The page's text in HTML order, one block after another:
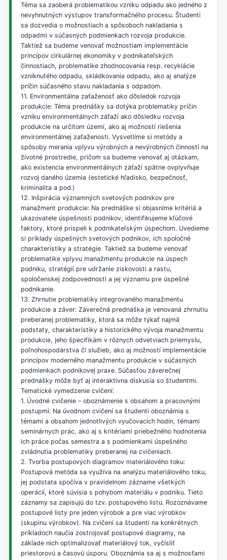
Téma sa zaoberá problematikou vzniku odpadu ako jedného z
nevyhnutných výstupov transformačného procesu. Študenti
sa dozvedia o možnostiach a spôsoboch nakladania s
odpadmi v súčasných podmienkach rozvoja produkcie.
Taktiež sa budeme venovať možnostiam implementácie
princípov cirkulárnej ekonomiky v podnikateľských
činnostiach, problematike zhodnocovania resp. recyklácie
vzniknutého odpadu, skládkovania odpadu, ako aj analýze
príčin súčasného stavu nakladania s odpadom.
11. Environmentálna zaťaženosť ako dôsledok rozvoja
produkcie: Téma prednášky sa dotýka problematiky príčin
vzniku environmentálnych záťaží ako dôsledku rozvoja
produkcie na určitom území, ako aj možností riešenia
environmentálnej zaťaženosti. Vysvetlíme si metódy a
spôsoby merania vplyvu výrobných a nevýrobných činností na
životné prostredie, pričom sa budeme venovať aj otázkam,
ako existencia environmentálnych záťaží spätne ovplyvňuje
rozvoj daného územia (estetické hľadisko, bezpečnosť,
kriminalita a pod.)
12. Inšpirácia významných svetových podnikov pre
manažment produkcie: Na prednáške si objasníme kritériá a
ukazovatele úspešnosti podnikov, identifikujeme kľúčové
faktory, ktoré prispeli k podnikateľským úspechom. Uvedieme
si príklady úspešných svetových podnikov, ich spoločné
charakteristiky a stratégie. Taktiež sa budeme venovať
problematike vplyvu manažmentu produkcie na úspech
podniku, stratégií pre udržanie ziskovosti a rastu,
spoločenskej zodpovednosti a jej významu pre úspešné
podnikanie.
13. Zhrnutie problematiky integrovaného manažmentu
produkcie a záver: Záverečná prednáška je venovaná zhrnutiu
preberanej problematiky, ktorá sa môže týkať najmä
podstaty, charakteristiky a historického vývoja manažmentu
produkcie, jeho špecifikám v rôznych odvetviach priemyslu,
poľnohospodárstva či služieb, ako aj možností implementácie
princípov moderného manažmentu produkcie v súčasných
podmienkach podnikovej praxe. Súčasťou záverečnej
prednášky môže byť aj interaktívna diskusia so študentmi.
Tematické vymedzenie cvičení:
1. Úvodné cvičenie – oboznámenie s obsahom a pracovnými
postupmi: Na úvodnom cvičení sa študenti oboznámia s
témami a obsahom jednotlivých vyučovacích hodín, témami
seminárnych prác, ako aj s kritériami priebežného hodnotenia
ich práce počas semestra a s podmienkami úspešného
zvládnutia problematiky preberanej na cvičeniach.
2. Tvorba postupových diagramov materiálového toku:
Postupová metóda sa využíva na analýzu materiálového toku,
jej podstata spočíva v pravidelnom zázname všetkých
operácií, ktoré súvisia s pohybom materiálu v podniku. Tieto
záznamy sa zapisujú do tzv. postupového listu. Rozoznávame
postupové listy pre jeden výrobok a pre viac výrobkov
(skupinu výrobkov). Na cvičení sa študenti na konkrétnych
príkladoch naučia zostrojovať postupové diagramy, na
základe nich optimalizovať materiálový tok, vyčísliť
priestorovú a časovú úsporu. Oboznámia sa aj s možnosťami